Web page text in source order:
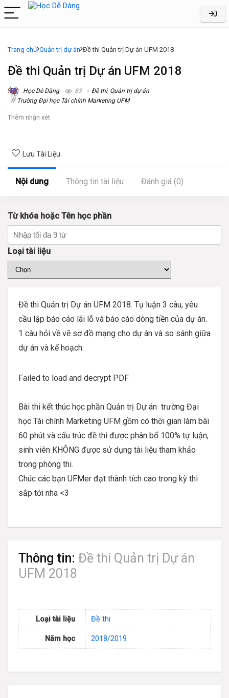
Trang chủ Quản trị dự án Đề thi Quản trị Dự án UFM 2018
Đề thi Quản trị Dự án UFM 2018
Học Dễ Dàng 83 Đề thi, Quản trị dự án
Trường Đại học Tài chính Marketing UFM
Thêm nhận xét
Lưu Tài Liệu
Nội dung Thông tin tài liệu Đánh giá (0)
Từ khóa hoặc Tên học phần
Loại tài liệu
Đề thi Quản trị Dự án UFM 2018. Tụ luận 3 câu, yêu
cầu lập báo cáo lãi lỗ và báo cáo dòng tiền của dự án.
1 câu hỏi về vẽ sơ đồ mạng cho dự án và so sánh giữa
dự án và kế hoạch.
Failed to load and decrypt PDF
Bài thi kết thúc học phần Quản trị Dự án trường Đại
học Tài chính Marketing UFM gồm có thời gian làm bài
60 phút và cấu trúc đề thi được phân bổ 100% tự luận,
sinh viên KHÔNG được sử dụng tài liệu tham khảo
trong phòng thi.
Chúc các bạn UFMer đạt thành tích cao trong kỳ thi
sắp tới nha <3
Thông tin: Đề thi Quản trị Dự án
UFM 2018
Loại tài liệu Đề thi
Năm học 2018/2019